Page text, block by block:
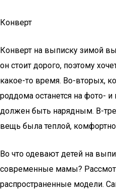
Конверт
Конверт на выписку зимой
он стоит дорого, поэтому
какое-то время. Во-вторых,
роддома останется на фото-
должен быть нарядным. В-
вещь была теплой,
Во что одевают детей на
современные мамы?
распространенные модели.